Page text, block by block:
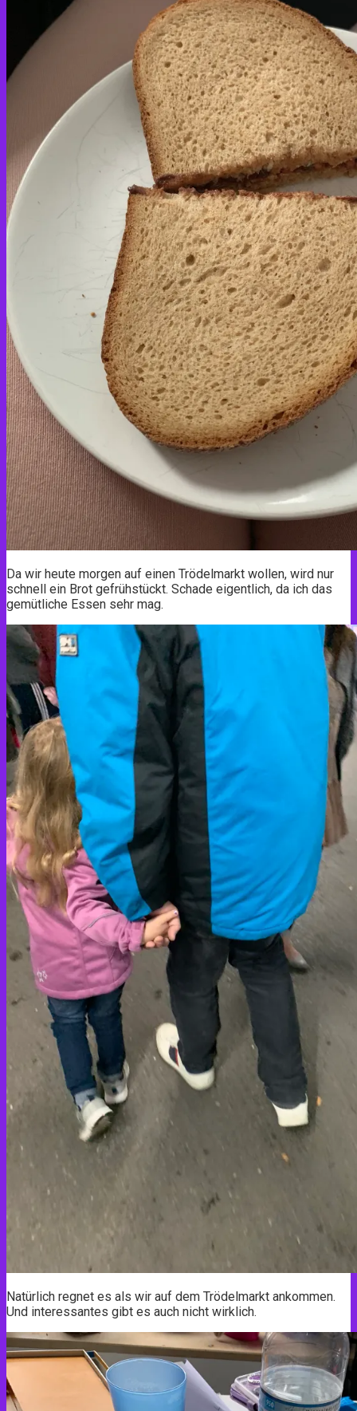
Da wir heute morgen auf einen Trödelmarkt wollen, wird nur
schnell ein Brot gefrühstückt. Schade eigentlich, da ich das
gemütliche Essen sehr mag.
Natürlich regnet es als wir auf dem Trödelmarkt ankommen.
Und interessantes gibt es auch nicht wirklich.